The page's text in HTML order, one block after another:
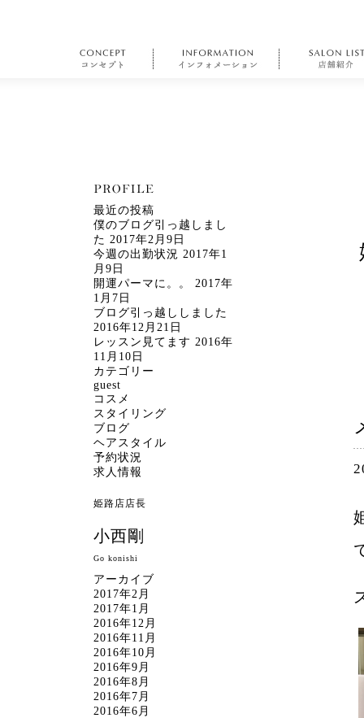
最近の投稿
僕のブログ引っ越しまし
た 2017年2月9日
今週の出勤状況 2017年1
月9日
開運パーマに。。
2017年
1月7日
ブログ引っ越ししました
2016年12月21日
レッスン見てます 2016年
11月10日
カテゴリー
guest
コスメ
スタイリング
ブログ
ヘアスタイル
予約状況
求人情報
姫路店店長
小西剛
Go konishi
アーカイブ
2017年2月
2017年1月
2016年12月
2016年11月
2016年10月
2016年9月
2016年8月
2016年7月
2016年6月